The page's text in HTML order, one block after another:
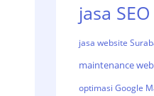
jasa
jasa website
maintenance
optimasi Google